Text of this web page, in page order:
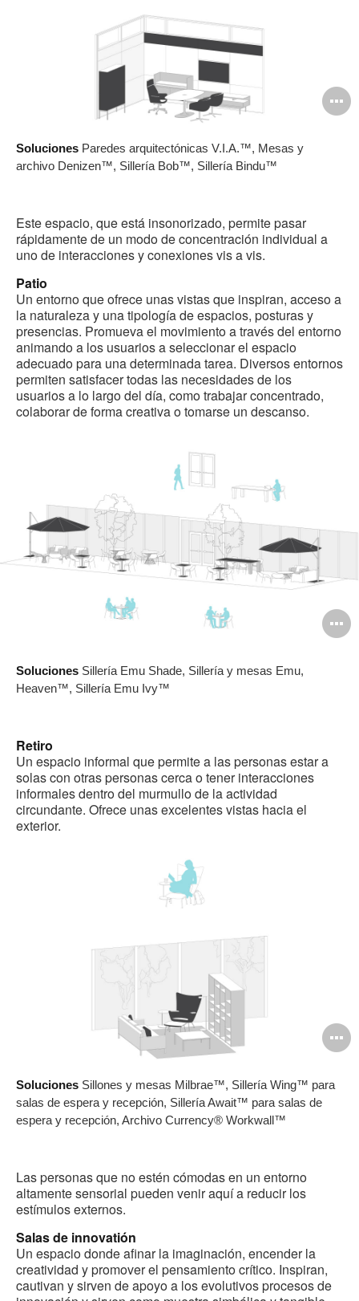
Soluciones Paredes arquitectónicas V.I.A.™, Mesas y
archivo Denizen™, Sillería Bob™, Sillería Bindu™
Este espacio, que está insonorizado, permite pasar
rápidamente de un modo de concentración individual a
uno de interacciones y conexiones vis a vis.
Patio
Un entorno que ofrece unas vistas que inspiran, acceso a
la naturaleza y una tipología de espacios, posturas y
presencias. Promueva el movimiento a través del entorno
animando a los usuarios a seleccionar el espacio
adecuado para una determinada tarea. Diversos entornos
permiten satisfacer todas las necesidades de los
usuarios a lo largo del día, como trabajar concentrado,
colaborar de forma creativa o tomarse un descanso.
Soluciones Sillería Emu Shade, Sillería y mesas Emu,
Heaven™, Sillería Emu Ivy™
Retiro
Un espacio informal que permite a las personas estar a
solas con otras personas cerca o tener interacciones
informales dentro del murmullo de la actividad
circundante. Ofrece unas excelentes vistas hacia el
exterior.
Soluciones Sillones y mesas Milbrae™, Sillería Wing™ para
salas de espera y recepción, Sillería Await™ para salas de
espera y recepción, Archivo Currency® Workwall™
Las personas que no estén cómodas en un entorno
altamente sensorial pueden venir aquí a reducir los
estímulos externos.
Salas de innovatión
Un espacio donde afinar la imaginación, encender la
creatividad y promover el pensamiento crítico. Inspiran,
cautivan y sirven de apoyo a los evolutivos procesos de